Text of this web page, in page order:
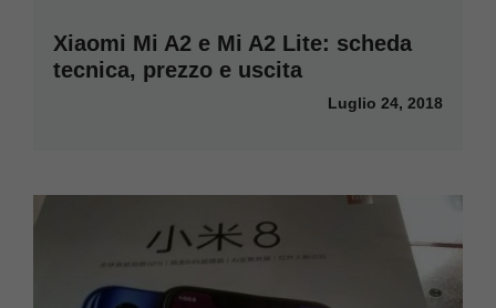
Xiaomi Mi A2 e Mi A2 Lite: scheda
tecnica, prezzo e uscita
Luglio 24, 2018